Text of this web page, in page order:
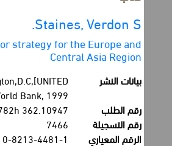
Staines, Verdon S.
sector strategy for the Europe and
Central Asia Region
بيانات النشر
: World Bank, 1999.
رقم الطلب
362.10947 S782h
رقم التسجيلة
7466
الرقم المعياري
0-8213-4481-1